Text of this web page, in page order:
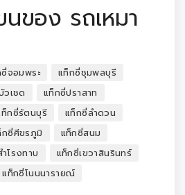
ของ รถเหมา
จอมพระ
แท็กซี่ชุมพลบุรี
วเชด
แท็กซี่ปราสาท
กซี่รัตนบุรี
แท็กซี่ลำดวน
กซี่ศีขรภูมิ
แท็กซี่สนม
โรงทาบ
แท็กซี่เขวาสินรินทร์
แท็กซี่โนนนารายณ์